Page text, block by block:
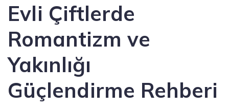
Evli Çiftlerde
Romantizm ve
Yakınlığı
Güçlendirme Rehberi